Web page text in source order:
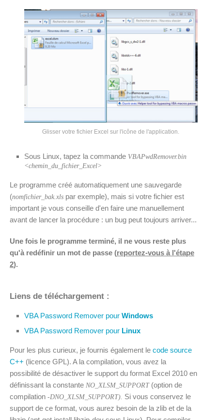
Glisser votre fichier Excel sur l'icône de l'application.
Sous Linux, tapez la commande VBAPwdRemover.bin
<chemin_du_fichier_Excel>
Le programme créé automatiquement une sauvegarde
(nomfichier_bak.xls par exemple), mais si votre fichier est
important je vous conseille d'en faire une manuellement
avant de lancer la procédure : un bug peut toujours arriver...
Une fois le programme terminé, il ne vous reste plus
qu'à redéfinir un mot de passe (reportez-vous à l'étape
2).
Liens de téléchargement :
VBA Password Remover pour Windows
VBA Password Remover pour Linux
Pour les plus curieux, je fournis également le code source
C++ (licence GPL). A la compilation, vous avez la
possibilité de désactiver le support du format Excel 2010 en
définissant la constante NO_XLSM_SUPPORT(option de
compilation -DNO_XLSM_SUPPORT). Si vous conservez le
support de ce format, vous aurez besoin de la zlib et de la